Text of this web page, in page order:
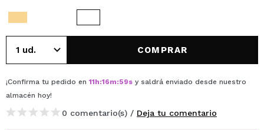
COMPRAR
¡Confirma tu pedido en 11h:16m:59s y saldrá enviado desde nuestro
almacén hoy!
0 comentario(s) / Deja tu comentario